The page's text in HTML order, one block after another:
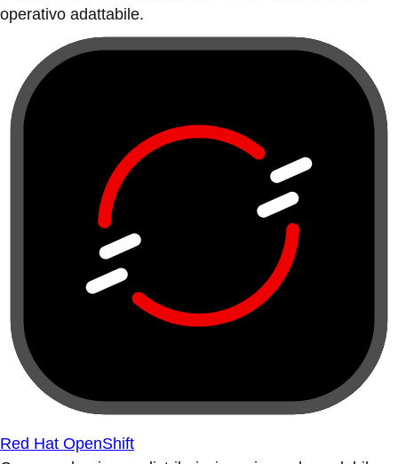
operativo adattabile.
Red Hat OpenShift